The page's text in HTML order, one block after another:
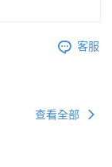
客服
查看全部